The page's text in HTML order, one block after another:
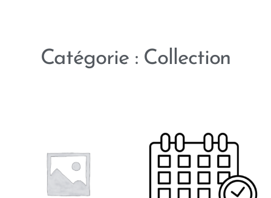
Catégorie : Collection